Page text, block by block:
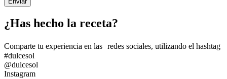
¿Has hecho la receta?
Comparte tu experiencia en las redes sociales, utilizando el hashtag
#dulcesol
@dulcesol
Instagram